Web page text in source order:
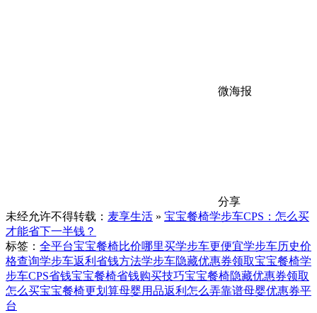
微海报
分享
未经允许不得转载： 麦享生活 » 宝宝餐椅学步车CPS：怎么买
才能省下一半钱？
标签： 全平台宝宝餐椅比价哪里买学步车更便宜学步车历史价
格查询学步车返利省钱方法学步车隐藏优惠券领取宝宝餐椅学
步车CPS省钱宝宝餐椅省钱购买技巧宝宝餐椅隐藏优惠券领取
怎么买宝宝餐椅更划算母婴用品返利怎么弄靠谱母婴优惠券平
台